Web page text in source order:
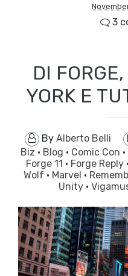
3
DI
YORK E
By Alberto Belli
Biz · Blog · Comic Con ·
Forge 11 · Forge Reply ·
Wolf · Marvel ·
Unity ·